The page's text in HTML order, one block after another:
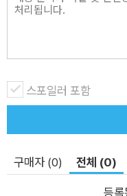
스포일러 포함
구매자 (0) 전체 (0)
등록